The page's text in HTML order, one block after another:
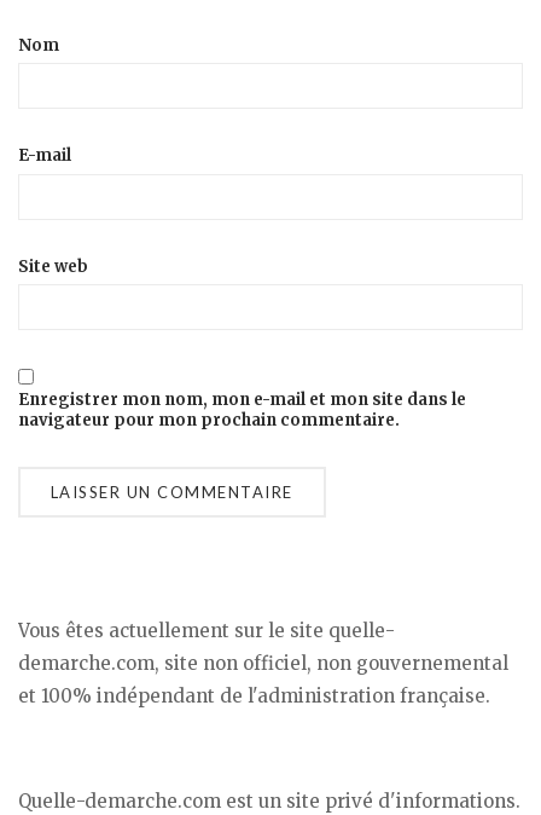
Nom
E-mail
Site web
Enregistrer mon nom, mon e-mail et mon site dans le
navigateur pour mon prochain commentaire.
Vous êtes actuellement sur le site quelle-
demarche.com, site non officiel, non gouvernemental
et 100% indépendant de l'administration française.
Quelle-demarche.com est un site privé d'informations.